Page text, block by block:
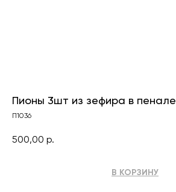
Пионы 3шт из зефира в пенале
П1036
500,00 р.
В КОРЗИНУ